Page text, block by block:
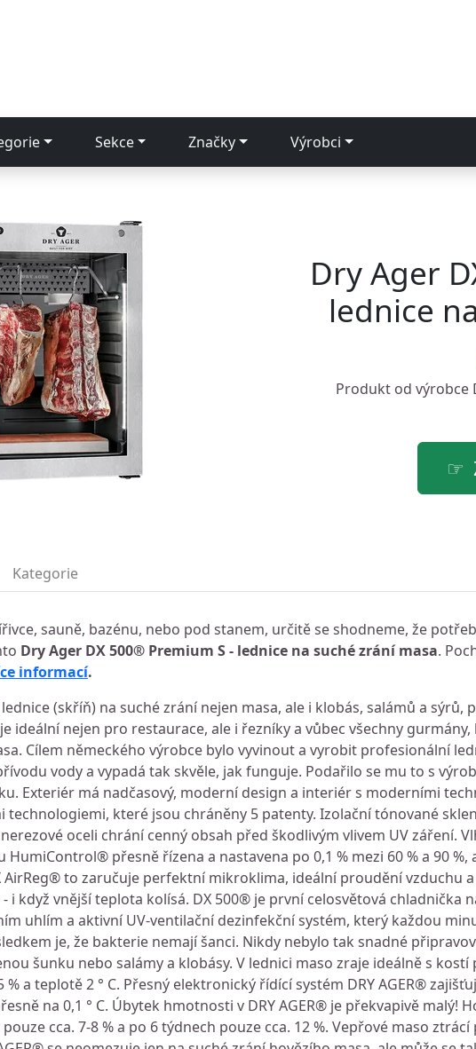
Sekce Značky Výrobci
Dry Ager
lednice
Produkt od výrobce
Kategorie
sauně, bazénu, nebo pod stanem, určitě se shodneme, že
Dry Ager DX 500® Premium S - lednice na suché zrání masa.
informací.
(skříň) na suché zrání nejen masa, ale i klobás, salámů a sýrů,
ideální nejen pro restaurace, ale i řezníky a vůbec všechny
Cílem německého výrobce bylo vyvinout a vyrobit profesionální
vody a vypadá tak skvěle, jak funguje. Podařilo se mu to s
Exteriér má nadčasový, moderní design a interiér s moderními
technologiemi, které jsou chráněny 5 patenty. Izolační tónované
oceli chrání cenný obsah před škodlivým vlivem UV záření.
přesně řízena a nastavena po 0,1 % mezi 60 % a 90 %,
AirReg® to zaručuje perfektní mikroklima, ideální proudění vzduchu
i když vnější teplota kolísá. DX 500® je první celosvětová chladnička
uhlím a aktivní UV-ventilační dezinfekční systém, který každou
je, že bakterie nemají šanci. Nikdy nebylo tak snadné
šunku nebo salámy a klobásy. V lednici maso zraje ideálně s kostí
a teplotě 2 ° C. Přesný elektronický řídící systém DRY AGER®
na 0,1 ° C. Úbytek hmotnosti v DRY AGER® je překvapivě malý!
cca. 7-8 % a po 6 týdnech pouze cca. 12 %. Vepřové maso